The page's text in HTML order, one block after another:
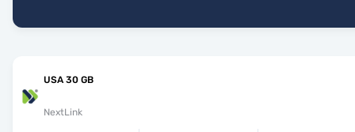
USA 30 GB
NextLink